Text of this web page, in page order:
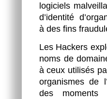
logiciels
d’identité
à des fins
Les Hackers
noms de
à ceux utilisés
organismes de
des moments